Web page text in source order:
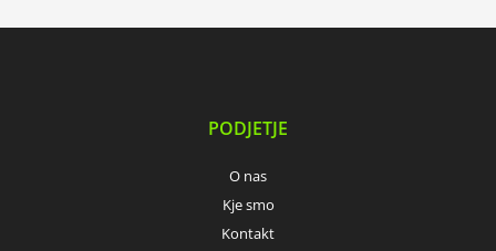
PODJETJE
O nas
Kje smo
Kontakt